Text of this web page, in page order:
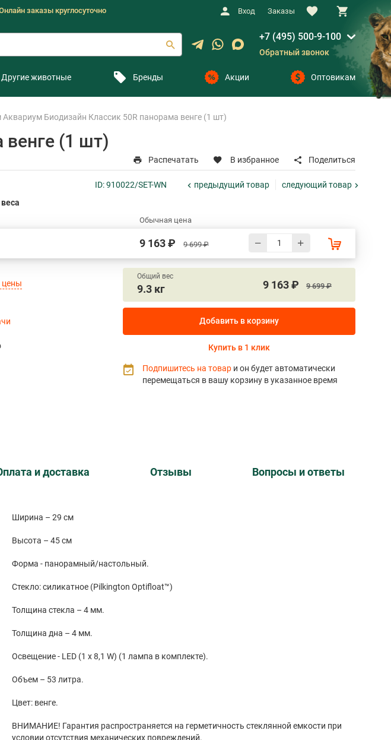
заказы круглосуточно Вход Заказы
+7 (495) 500-9-100
Обратный звонок
Другие животные Бренды Акции Оптовикам
Биодизайн Классик 50R панорама венге (1 шт)
венге (1 шт)
Распечатать В избранное Поделиться
ID: 910022/SET-WN предыдущий товар следующий товар
Обычная цена
9 163 ₽ 9 699 ₽
цены
Общий вес
9.3 кг 9 163 ₽ 9 699 ₽
Добавить в корзину
Купить в 1 клик
Подпишитесь на товар и он будет автоматически
перемещаться в вашу корзину в указанное время
и доставка Отзывы Вопросы и ответы
Ширина – 29 см
Высота – 45 см
Форма - панорамный/настольный.
Стекло: cиликатное (Pilkington Optifloat™)
Толщина стекла – 4 мм.
Толщина дна – 4 мм.
Освещение - LED (1 x 8,1 W) (1 лампа в комплекте).
Объем – 53 литра.
Цвет: венге.
ВНИМАНИЕ! Гарантия распространяется на герметичность стеклянной емкости при
условии отсутствия механических повреждений.